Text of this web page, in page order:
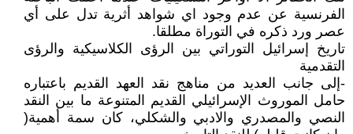
الفرنسية عن عدم وجود اي شواهد أثرية تدل على أي
عصر ورد ذكره في التوراة مطلقا.
تاريخ إسرائيل التوراتي بين الرؤى الكلاسيكية والرؤى
التقدمية
-إلى جانب العديد من مناهج نقد العهد القديم باعتباره
حامل الموروث الإسرائيلي القديم المتنوعة ما بين النقد
النصي والمصدري والادبي والشكلي، كان سمة أهمية(